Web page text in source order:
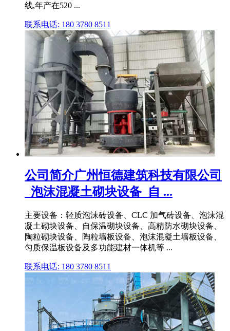
线,年产在520 ...
联系电话: 180 3780 8511
公司简介广州恒德建筑科技有限公司
_泡沫混凝土砌块设备_自 ...
主要设备：轻质泡沫砖设备、CLC 加气砖设备、泡沫混
凝土砌块设备、自保温砌块设备、高精防水砌块设备、
陶粒砌块设备、陶粒墙板设备、泡沫混凝土墙板设备、
匀质保温板设备及多功能建材一体机等 ...
联系电话: 180 3780 8511